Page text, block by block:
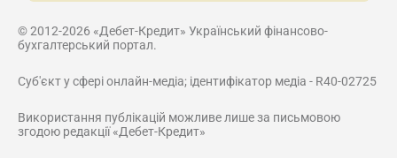
© 2012-2026 «Дебет-Кредит» Український фінансово-
бухгалтерський портал.
Суб'єкт у сфері онлайн-медіа; ідентифікатор медіа - R40-02725
Використання публікацій можливе лише за письмовою
згодою редакції «Дебет-Кредит»